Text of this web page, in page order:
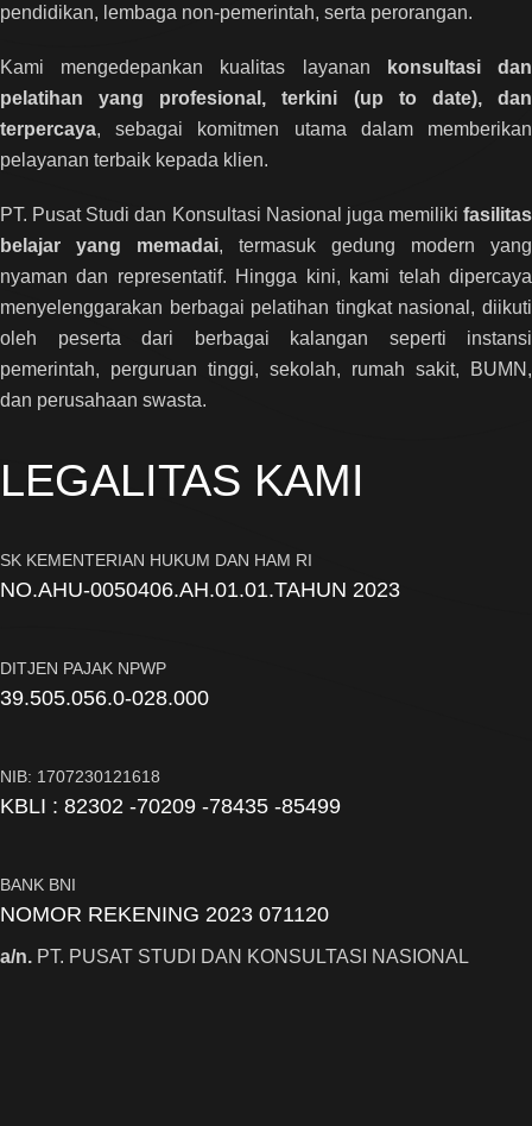
pendidikan, lembaga non-pemerintah, serta perorangan.
Kami mengedepankan kualitas layanan
konsultasi dan
pelatihan yang profesional, terkini (up to date), dan
terpercaya, sebagai komitmen utama dalam memberikan
pelayanan terbaik kepada klien.
PT. Pusat Studi dan Konsultasi Nasional juga memiliki fasilitas
belajar yang memadai, termasuk gedung modern yang
nyaman dan representatif. Hingga kini, kami telah dipercaya
menyelenggarakan berbagai pelatihan tingkat nasional, diikuti
oleh peserta dari berbagai kalangan seperti instansi
pemerintah, perguruan tinggi, sekolah, rumah sakit, BUMN,
dan perusahaan swasta.
LEGALITAS KAMI
SK KEMENTERIAN HUKUM DAN HAM RI
NO.AHU-0050406.AH.01.01.TAHUN 2023
DITJEN PAJAK NPWP
39.505.056.0-028.000
NIB: 1707230121618
KBLI : 82302 -70209 -78435 -85499
BANK BNI
NOMOR REKENING 2023 071120
a/n. PT. PUSAT STUDI DAN KONSULTASI NASIONAL